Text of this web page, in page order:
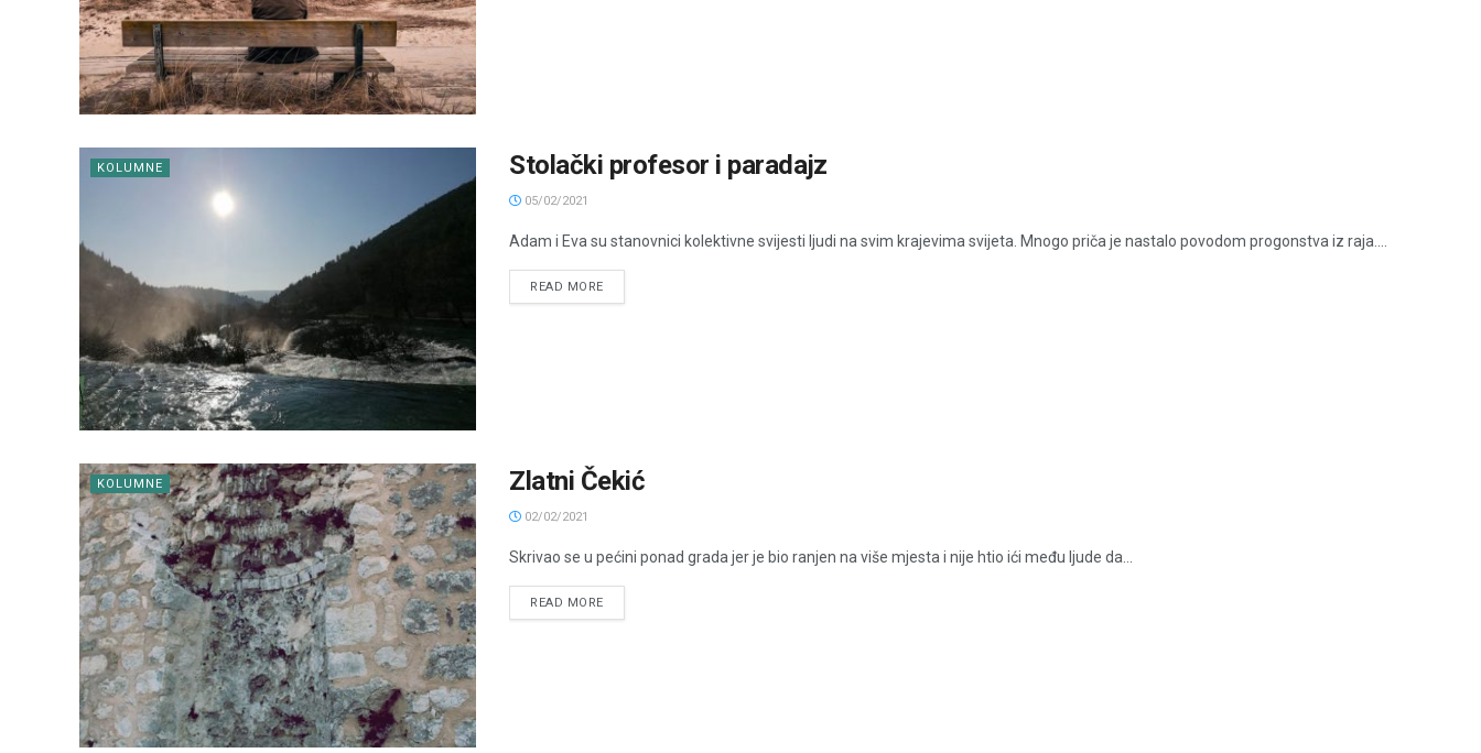
KOLUMNE Stolački profesor i paradajz
05/02/2021
Adam i Eva su stanovnici kolektivne svijesti ljudi na svim krajevima svijeta. Mnogo priča je nastalo povodom progonstva iz raja....
READ MORE
KOLUMNE Zlatni Čekić
02/02/2021
Skrivao se u pećini ponad grada jer je bio ranjen na više mjesta i nije htio ići među ljude da...
READ MORE